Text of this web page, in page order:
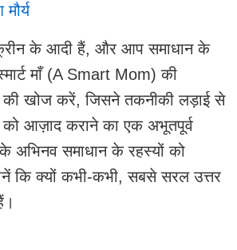
के आदी हैं, और आप समाधान के
माँ (A Smart Mom) की
की खोज करें, जिसने तकनीकी लड़ाई से
आज़ाद कराने का एक अभूतपूर्व
अभिनव समाधान के रहस्यों को
कि क्यों कभी-कभी, सबसे सरल उत्तर